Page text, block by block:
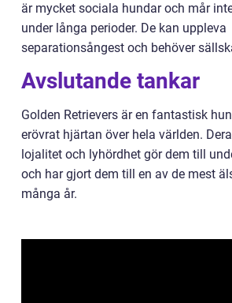
är mycket sociala hundar och mår
under långa perioder. De kan uppleva
separationsångest och behöver
Avslutande tankar
Golden Retrievers är en fantastisk
erövrat hjärtan över hela världen.
lojalitet och lyhördhet gör dem till
och har gjort dem till en av de mest
många år.